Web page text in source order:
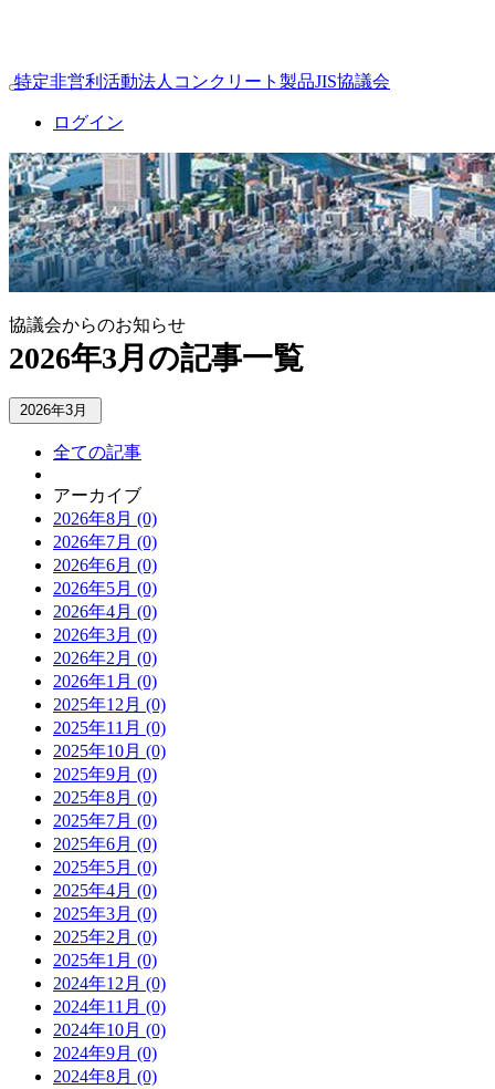
Toggle
navigation
特定非営利活動法人コンクリート製品JIS協議会
ログイン
協議会からのお知らせ
2026年3月の記事一覧
2026年3月
全ての記事
アーカイブ
2026年8月 (0)
2026年7月 (0)
2026年6月 (0)
2026年5月 (0)
2026年4月 (0)
2026年3月 (0)
2026年2月 (0)
2026年1月 (0)
2025年12月 (0)
2025年11月 (0)
2025年10月 (0)
2025年9月 (0)
2025年8月 (0)
2025年7月 (0)
2025年6月 (0)
2025年5月 (0)
2025年4月 (0)
2025年3月 (0)
2025年2月 (0)
2025年1月 (0)
2024年12月 (0)
2024年11月 (0)
2024年10月 (0)
2024年9月 (0)
2024年8月 (0)